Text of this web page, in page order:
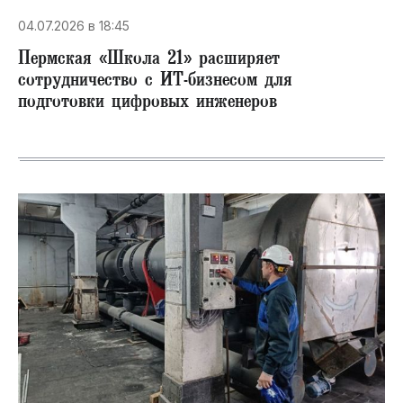
04.07.2026 в 18:45
Пермская «Школа 21» расширяет
сотрудничество с ИТ-бизнесом для
подготовки цифровых инженеров